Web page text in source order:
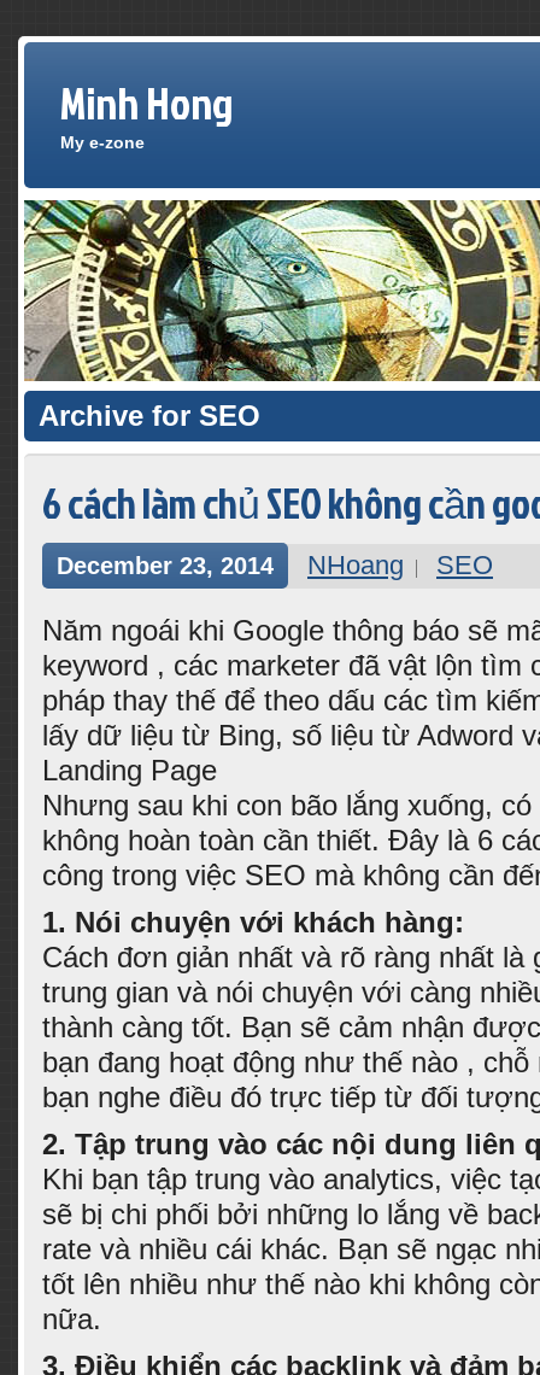
Minh Hong
My e-zone
Archive for SEO
6 cách làm chủ SEO không cần
December 23, 2014 NHoang SEO
Năm ngoái khi Google thông báo sẽ
keyword , các marketer đã vật lộn tìm
pháp thay thế để theo dấu các tìm
lấy dữ liệu từ Bing, số liệu từ Adword
Landing Page
Nhưng sau khi con bão lắng xuống,
không hoàn toàn cần thiết. Đây là 6
công trong việc SEO mà không cần
1. Nói chuyện với khách hàng:
Cách đơn giản nhất và rõ ràng nhất là
trung gian và nói chuyện với càng
thành càng tốt. Bạn sẽ cảm nhận
bạn đang hoạt động như thế nào ,
bạn nghe điều đó trực tiếp từ đối
2. Tập trung vào các nội dung liên
Khi bạn tập trung vào analytics, việc
sẽ bị chi phối bởi những lo lắng về
rate và nhiều cái khác. Bạn sẽ ngạc
tốt lên nhiều như thế nào khi không
nữa.
3. Điều khiển các backlink và đảm